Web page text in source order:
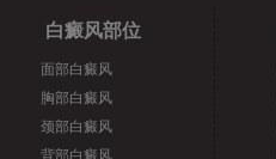
白癜风部位
面部白癜风
胸部白癜风
颈部白癜风
背部白癜风